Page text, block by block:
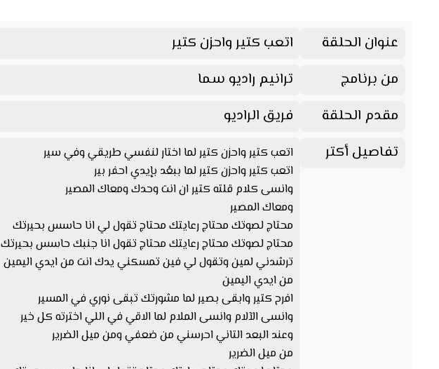
عنوان الحلقة
اتعب كتير واحزن كتير
من برنامج
ترانيم راديو سما
مقدم الحلقة
فريق الراديو
تفاصيل أكتر
اتعب كتير واحزن كتير لما اختار لنفسي طريقي وفي سير
اتعب كتير واحزن كتير لما ببعُد بإيدي احفر بير
وانسى كلام قلته كتير ان انت وحدك ومعاك المصير
ومعاك المصير
محتاج لصوتك محتاج رعايتك محتاج تقول لي انا حاسس بحيرتك
محتاج لصوتك محتاج رعايتك محتاج تقول انا جنبك حاسس بحيرتك
ترشدني لمين وتقول لي فين تمسكني يدك انت من ايدي اليمين
من ايدي اليمين
افرح كتير وابقى بصير لما مشورتك تبقى نوري في المسير
وانسى الآلام وانسى الملام لما الاقي في اللي اخترته كل خير
وعند البعد التاني احرسني من ضعفي ومن ميل الضرير
من ميل الضرير